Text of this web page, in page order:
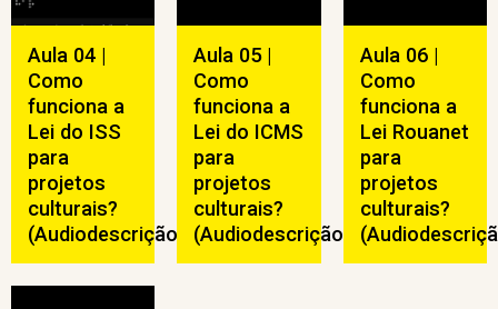
Aula 04 |
Como
funciona a
Lei do ISS
para
projetos
culturais?
(Audiodescrição)
Aula 05 |
Como
funciona a
Lei do ICMS
para
projetos
culturais?
(Audiodescrição)
Aula 06 |
Como
funciona a
Lei Rouanet
para
projetos
culturais?